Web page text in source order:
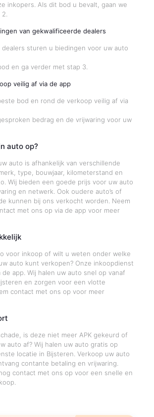
inkopers. Als dit bod u bevalt, gaan we
van gekwalificeerde dealers
dealers sturen u biedingen voor uw auto
en ga verder met stap 3.
veilig af via de app
bod en rond de verkoop veilig af via
bedrag en de vrijwaring voor uw
auto op?
auto is afhankelijk van verschillende
type, bouwjaar, kilometerstand en
Wij bieden een goede prijs voor uw auto
en netwerk. Ook oudere auto’s of
kunnen bij ons verkocht worden. Neem
met ons op via de app voor meer
voor inkoop of wilt u weten onder welke
auto kunt verkopen? Onze inkoopdienst
de app. Wij halen uw auto snel op vanaf
en zorgen voor een vlotte
contact met ons op voor meer
is deze niet meer APK gekeurd of
auto af? Wij halen uw auto gratis op
locatie in Bijsteren. Verkoop uw auto
contante betaling en vrijwaring.
contact met ons op voor een snelle en